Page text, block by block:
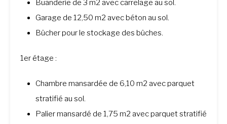
Buanderie de 3 m2 avec carrelage au sol.
Garage de 12,50 m2 avec béton au sol.
Bûcher pour le stockage des bûches.
1er étage :
Chambre mansardée de 6,10 m2 avec parquet
stratifié au sol.
Palier mansardé de 1,75 m2 avec parquet stratifié